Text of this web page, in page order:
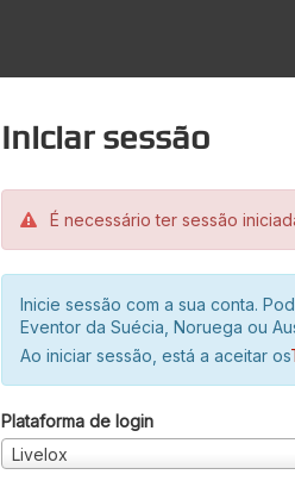
Iniciar sessão
É necessário ter sessão
Inicie sessão com a sua conta.
Eventor da Suécia, Noruega ou
Ao iniciar sessão, está a aceitar os
Plataforma de login
Livelox